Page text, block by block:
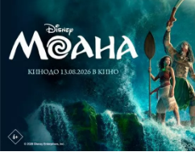
О кинотеатре
Контакты
Акции и анонсы